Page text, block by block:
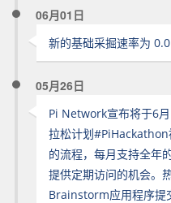
06月01日
新的基础采掘速率为
05月26日
Pi Network宣布将于6
拉松计划
的流程，每月支持全年
提供定期访问的机会。
Brainstorm应用程序提